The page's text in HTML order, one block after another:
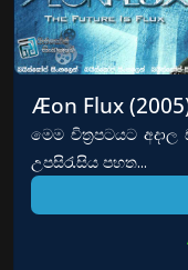
Æon Flux
මෙම චිත්‍රපටයට
උපසිරැසිය පහත...